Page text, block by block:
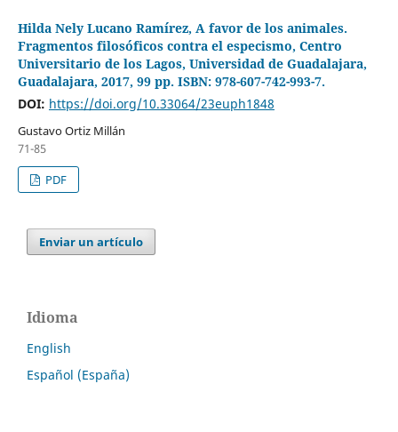
Hilda Nely Lucano Ramírez, A favor de los animales.
Fragmentos filosóficos contra el especismo, Centro
Universitario de los Lagos, Universidad de Guadalajara,
Guadalajara, 2017, 99 pp. ISBN: 978-607-742-993-7.
DOI: https://doi.org/10.33064/23euph1848
Gustavo Ortiz Millán
71-85
PDF
Enviar un artículo
Idioma
English
Español (España)